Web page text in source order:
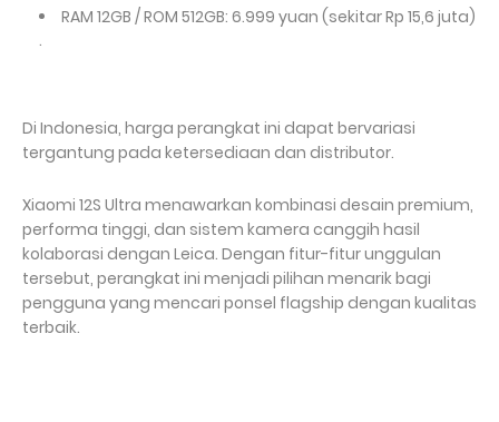
RAM 12GB / ROM 512GB: 6.999 yuan (sekitar Rp 15,6 juta)
.
Di Indonesia, harga perangkat ini dapat bervariasi
tergantung pada ketersediaan dan distributor.
Xiaomi 12S Ultra menawarkan kombinasi desain premium,
performa tinggi, dan sistem kamera canggih hasil
kolaborasi dengan Leica. Dengan fitur-fitur unggulan
tersebut, perangkat ini menjadi pilihan menarik bagi
pengguna yang mencari ponsel flagship dengan kualitas
terbaik.